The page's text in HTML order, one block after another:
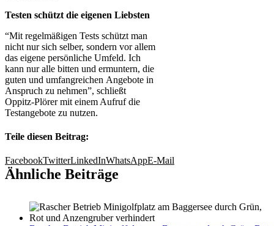
Testen schützt die eigenen Liebsten
“Mit regelmäßigen Tests schützt man
nicht nur sich selber, sondern vor allem
das eigene persönliche Umfeld. Ich
kann nur alle bitten und ermuntern, die
guten und umfangreichen Angebote in
Anspruch zu nehmen”, schließt
Oppitz-Plörer mit einem Aufruf die
Testangebote zu nutzen.
Teile diesen Beitrag:
FacebookTwitterLinkedInWhatsAppE-Mail
Ähnliche Beiträge